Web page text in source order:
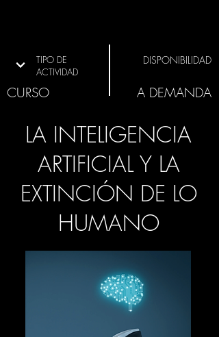
TIPO DE
ACTIVIDAD
CURSO
DISPONIBILIDAD
A DEMANDA
LA INTELIGENCIA
ARTIFICIAL Y LA
EXTINCIÓN DE LO
HUMANO